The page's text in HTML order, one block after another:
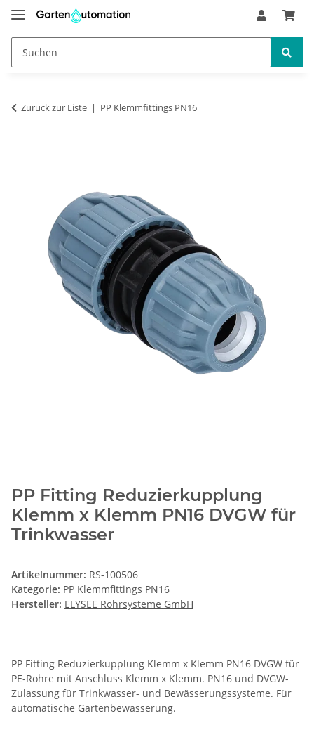
Zurück zur Liste PP Klemmfittings PN16
PP Fitting Reduzierkupplung
Klemm x Klemm PN16 DVGW für
Trinkwasser
Artikelnummer: RS-100506
Kategorie: PP Klemmfittings PN16
Hersteller: ELYSEE Rohrsysteme GmbH
PP Fitting Reduzierkupplung Klemm x Klemm PN16 DVGW für
PE-Rohre mit Anschluss Klemm x Klemm. PN16 und DVGW-
Zulassung für Trinkwasser- und Bewässerungssysteme. Für
automatische Gartenbewässerung.